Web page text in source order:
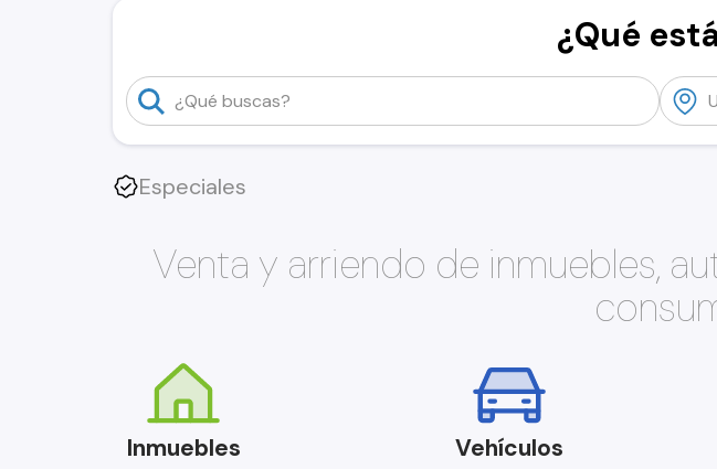
¿Qué
Especiales
Venta y arriendo de inmuebles,
Inmuebles Vehículos